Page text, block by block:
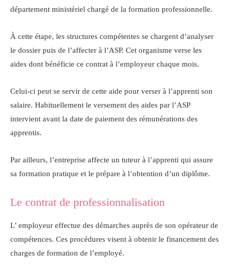
département ministériel chargé de la formation professionnelle.
À cette étape, les structures compétentes se chargent d’analyser
le dossier puis de l’affecter à l’ASP. Cet organisme verse les
aides dont bénéficie ce contrat à l’employeur chaque mois.
Celui-ci peut se servir de cette aide pour verser à l’apprenti son
salaire. Habituellement le versement des aides par l’ASP
intervient avant la date de paiement des rémunérations des
apprentis.
Par ailleurs, l’entreprise affecte un tuteur à l’apprenti qui assure
sa formation pratique et le prépare à l’obtention d’un diplôme.
Le contrat de professionnalisation
L’ employeur effectue des démarches auprès de son opérateur de
compétences. Ces procédures visent à obtenir le financement des
charges de formation de l’employé.